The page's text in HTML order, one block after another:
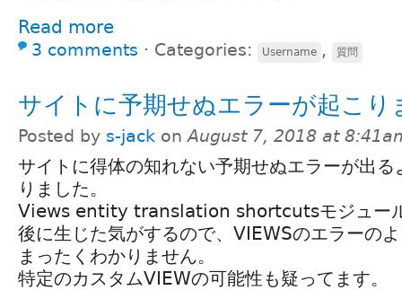
Read more
3 comments ⋅ Categories: Username , 質問
サイトに予期せぬエラーが起こり
Posted by s-jack onAugust 7, 2018 at
サイトに得体の知れない予期せぬエラーが出る
りました。
Views entity translation shortcutsモジュー
後に生じた気がするので、VIEWSのエラーの
まったくわかりません。
特定のカスタムVIEWの可能性も疑ってます。